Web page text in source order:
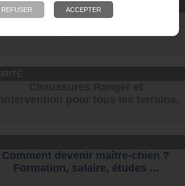
Casques de protection DARK
Comment devenir maître-chien ?
Formation, salaire, études ...